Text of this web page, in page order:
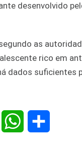
desenvolvido
as
rico em
dados